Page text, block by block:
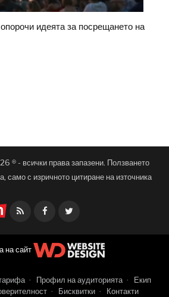
идеята за посрещането на
® - всички права запазени. Ползването
само с изричното цитиране на източника
Facebook
на сайт
Профил на аудиторията
Екип
Бисквитки Контакти